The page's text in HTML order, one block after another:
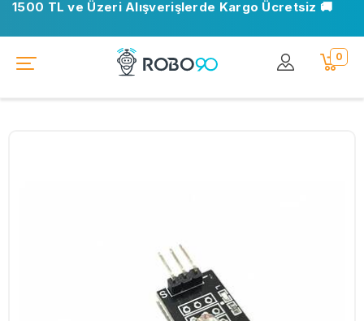
1500 TL ve Üzeri Alışverişlerde Kargo Ücretsiz 🚚
0